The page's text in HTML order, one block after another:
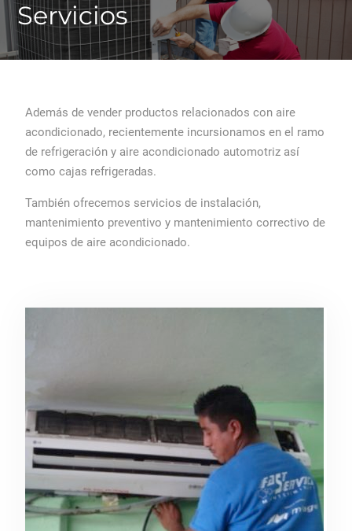
Servicios
Además de vender productos relacionados con aire
acondicionado, recientemente incursionamos en el ramo
de refrigeración y aire acondicionado automotriz así
como cajas refrigeradas.
También ofrecemos servicios de instalación,
mantenimiento preventivo y mantenimiento correctivo de
equipos de aire acondicionado.